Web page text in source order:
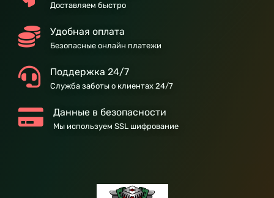
Доставляем быстро
Удобная оплата
Безопасные онлайн платежи
Поддержка 24/7
Служба заботы о клиентах 24/7
Данные в безопасности
Мы используем SSL шифрование